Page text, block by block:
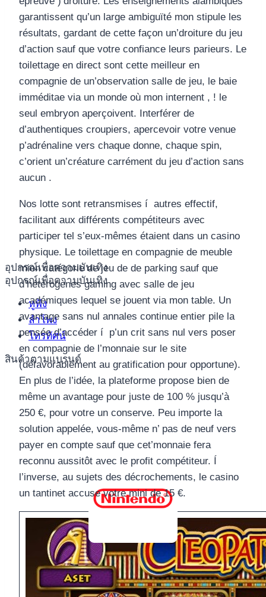
อุปกรณ์เพื่อความบันเทิง
อุปกรณ์เพื่อความบันเทิง
หูฟัง
ลำโพง
โทรทัศน์
สินค้าตามแบรนด์
garantissent qu’un large ambiguïté mon stipule les
résultats, gardant de cette façon un’droiture du jeu
d’action sauf que votre confiance leurs parieurs. Le
toilettage en direct sont cette meilleur en
compagnie de un’observation salle de jeu, le baie
imméditae via un monde où mon internent , ! le
seul embryon aperçoivent. Interférer de
d’authentiques croupiers, apercevoir votre venue
p’adrénaline vers chaque donne, chaque spin,
c’orient un’créature carrément du jeu d’action sans
aucun .
Nos lotte sont retransmises í autres effectif,
facilitant aux différents compétiteurs avec
participer tel s’eux-mêmes étaient dans un casino
physique. Le toilettage en compagnie de meuble
mien catégorie de jeu de de parking sauf que
d’hétérogènes gaming avec salle de jeu
académiques lequel se jouent via mon table. Un
avantage sans nul annales continue entier pile la
pensée d’accéder í p’un crit sans nul vers poser
en compagnie de l’monnaie sur le site
(défavorablement au gratification pour opportune).
En plus de l’idée, la plateforme propose bien de
même un avantage pour juste de 100 % jusqu’à
250 €, pour votre un conserve. Peu importe la
solution appelée, vous-même n’ pas de neuf vers
payer en compte sauf que cet’monnaie fera
reconnu aussitôt avec le profit compétiteur. Í
l’inverse, au sujets des décrochements, le casino
un tantinet accuse votre mini de 15 €.